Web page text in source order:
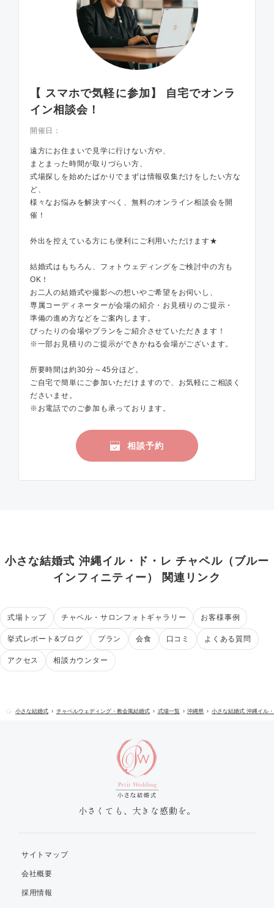
【 スマホで気軽に参加】 自宅でオンラ
イン相談会！
開催日：
遠方にお住まいで見学に行けない方や、
まとまった時間が取りづらい方、
式場探しを始めたばかりでまずは情報収集だけをしたい方な
ど、
様々なお悩みを解決すべく、無料のオンライン相談会を開
催！
外出を控えている方にも便利にご利用いただけます★
結婚式はもちろん、フォトウェディングをご検討中の方も
OK！
お二人の結婚式や撮影への想いやご希望をお伺いし、
専属コーディネーターが会場の紹介・お見積りのご提示・
準備の進め方などをご案内します。
ぴったりの会場やプランをご紹介させていただきます！
※一部お見積りのご提示ができかねる会場がございます。
所要時間は約30分～45分ほど。
ご自宅で簡単にご参加いただけますので、お気軽にご相談く
ださいませ。
※お電話でのご参加も承っております。
相談予約
小さな結婚式 沖縄イル・ド・レ チャペル（ブルー
インフィニティー） 関連リンク
式場トップ チャペル・サロンフォトギャラリー お客様事例
挙式レポート&ブログ プラン 会食 口コミ よくある質問
アクセス 相談カウンター
小さな結婚式 チャペルウェディング・教会風結婚式 式場一覧 沖縄県 小さな結婚式 沖縄イル
小さくても、大きな感動を。
サイトマップ
会社概要
採用情報